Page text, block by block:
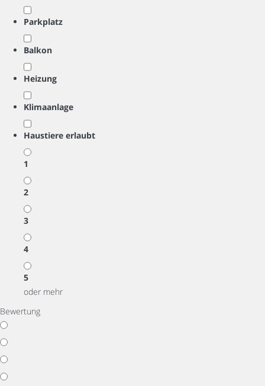
Parkplatz
Balkon
Heizung
Klimaanlage
Haustiere erlaubt
1
2
3
4
5
oder mehr
Bewertung